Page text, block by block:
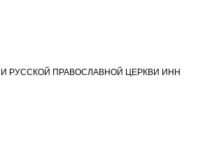
РУССКОЙ ПРАВОСЛАВНОЙ ЦЕРКВИ ИНН